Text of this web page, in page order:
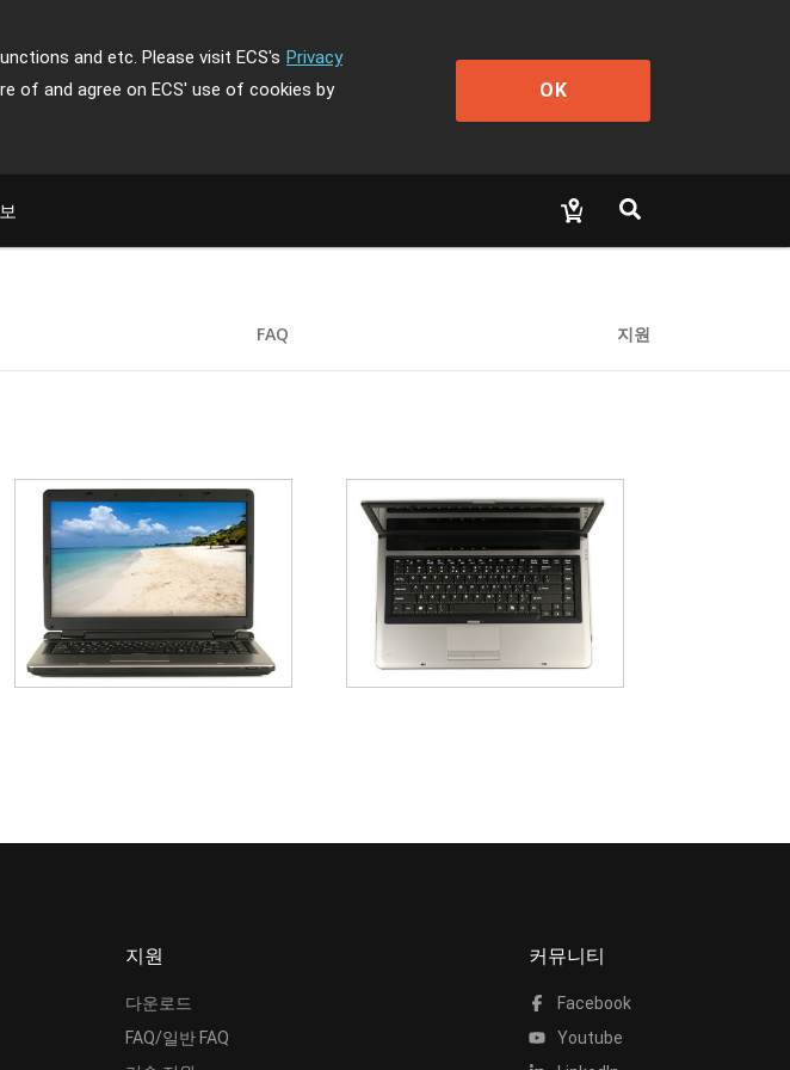
and etc. Please visit ECS's Privacy
of and agree on ECS' use of cookies by
OK
FAQ 지원
지원
다운로드
FAQ/일반 FAQ
커뮤니티
Facebook
Youtube